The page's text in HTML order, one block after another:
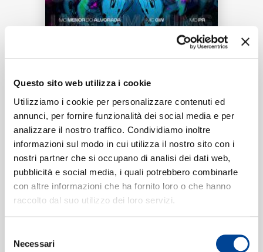
Questo sito web utilizza i cookie
Utilizziamo i cookie per personalizzare contenuti ed
annunci, per fornire funzionalità dei social media e per
analizzare il nostro traffico. Condividiamo inoltre
informazioni sul modo in cui utilizza il nostro sito con i
nostri partner che si occupano di analisi dei dati web,
pubblicità e social media, i quali potrebbero combinarle
con altre informazioni che ha fornito loro o che hanno
raccolto dal suo utilizzo dei loro servizi.
delNecessari
Tracklist:
1 Os Três Tenores Do Phonk
02:09
Mc Menor Do Alvorada, MC PR, MC GW, PS7PHK
Formati disponibili:
Data di pubblicazione:
RICERCA
CHI SIAMO
CONTATTI
NEWSLETTER